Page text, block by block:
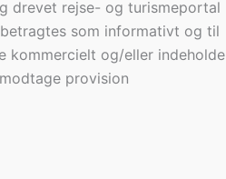
drevet rejse- og turismeportal
som informativt og til
kommercielt og/eller indeholde
provision